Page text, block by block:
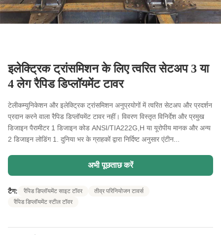
इलेक्ट्रिक ट्रांसमिशन के लिए त्वरित सेटअप 3 या
4 लेग रैपिड डिप्लॉयमेंट टावर
टेलीकम्युनिकेशन और इलेक्ट्रिक ट्रांसमिशन अनुप्रयोगों में त्वरित सेटअप और प्रदर्शन
प्रदान करने वाला रैपिड डिप्लॉयमेंट टावर नहीं। विवरण विस्तृत विनिर्देश और प्रमुख
डिजाइन पैरामीटर 1 डिजाइन कोड ANSI/TIA222G,H या यूरोपीय मानक और अन्य
2 डिजाइन लोडिंग 1. दुनिया भर के ग्राहकों द्वारा निर्दिष्ट अनुसार एंटीन...
अभी पूछताछ करें
टैग: रैपिड डिप्लॉयमेंट साइट टॉवर
तीव्र परिनियोजन टावर्स
रैपिड डिप्लॉयमेंट स्टील टॉवर